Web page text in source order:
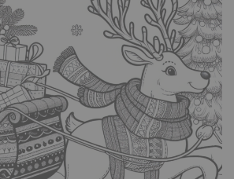
de
récolte,
membre
de
famille
récoltant
du
maïs